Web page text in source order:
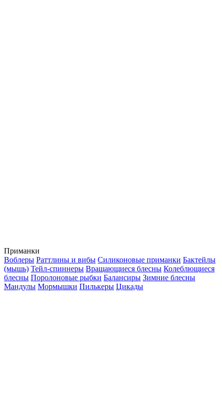
Приманки
Воблеры Раттлины и вибы Силиконовые приманки Бактейлы
(мышь) Тейл-спиннеры Вращающиеся блесны Колеблющиеся
блесны Поролоновые рыбки Балансиры Зимние блесны
Мандулы Мормышки Пилькеры Цикады